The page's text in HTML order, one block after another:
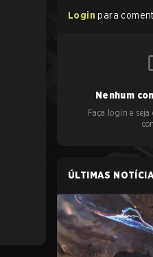
Login para
Nenhum
Faça login e
ÚLTIMAS